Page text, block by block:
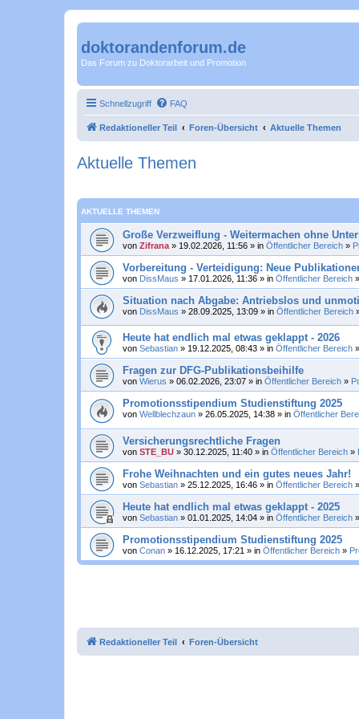
doktorandenforum.de
Das Forum zu Doktorarbeit und Promotion
Schnellzugriff FAQ
Redaktioneller Teil Foren-Übersicht Aktuelle Themen
Aktuelle Themen
AKTUELLE THEMEN
Große Verzweiflung - Weitermachen ohne
von Zifrana » 19.02.2026, 11:56 » in Öffentlicher Bereich »
Vorbereitung - Verteidigung: Neue
von DissMaus » 17.01.2026, 11:36 » in Öffentlicher Bereich »
Situation nach Abgabe: Antriebslos und
von DissMaus » 28.09.2025, 13:09 » in Öffentlicher Bereich
Heute hat endlich mal etwas geklappt - 2026
von Sebastian » 19.12.2025, 08:43 » in Öffentlicher Bereich »
Fragen zur DFG-Publikationsbeihilfe
von Wierus » 06.02.2026, 23:07 » in Öffentlicher Bereich »
Promotionsstipendium Studienstiftung 2025
von Wellblechzaun » 26.05.2025, 14:38 » in Öffentlicher
Versicherungsrechtliche Fragen
von STE_BU » 30.12.2025, 11:40 » in Öffentlicher Bereich »
Frohe Weihnachten und ein gutes neues Jahr!
von Sebastian » 25.12.2025, 16:46 » in Öffentlicher Bereich »
Heute hat endlich mal etwas geklappt - 2025
von Sebastian » 01.01.2025, 14:04 » in Öffentlicher Bereich »
Promotionsstipendium Studienstiftung 2025
von Conan » 16.12.2025, 17:21 » in Öffentlicher Bereich »
Redaktioneller Teil Foren-Übersicht